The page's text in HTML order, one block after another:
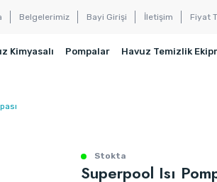
Belgelerimiz Bayi Girişi İletişim Fiyat
Kimyasalı Pompalar Havuz Temizlik
Stokta
Superpool Isı